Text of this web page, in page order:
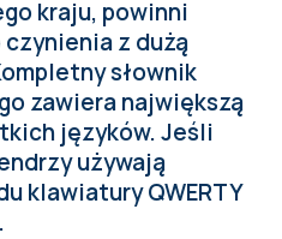
kraju, powinni
z dużą
słownik
zawiera największą
języków. Jeśli
używają
klawiatury QWERTY